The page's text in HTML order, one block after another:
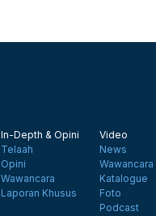
In-Depth & Opini
Telaah
Opini
Wawancara
Laporan Khusus
Video
News
Wawancara
Katalogue
Foto
Podcast